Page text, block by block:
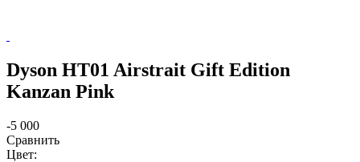
Dyson HT01 Airstrait Gift Edition
Kanzan Pink
-5 000
Сравнить
Цвет: